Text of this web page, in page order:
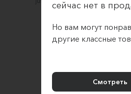
сейчас нет в
Но вам могут
другие классные
Смотреть